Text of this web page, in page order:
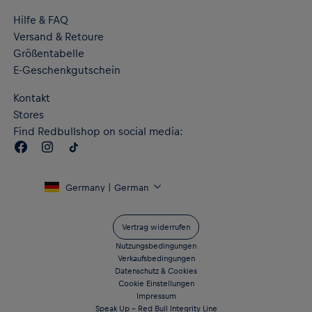
Hilfe & FAQ
Versand & Retoure
Größentabelle
E-Geschenkgutschein
Kontakt
Stores
Find Redbullshop on social media:
Germany | German
Vertrag widerrufen
Nutzungsbedingungen
Verkaufsbedingungen
Datenschutz & Cookies
Cookie Einstellungen
Impressum
Speak Up – Red Bull Integrity Line